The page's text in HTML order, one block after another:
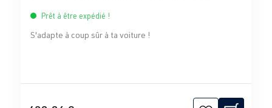
Prêt à être expédié !
S'adapte à coup sûr à ta voiture !